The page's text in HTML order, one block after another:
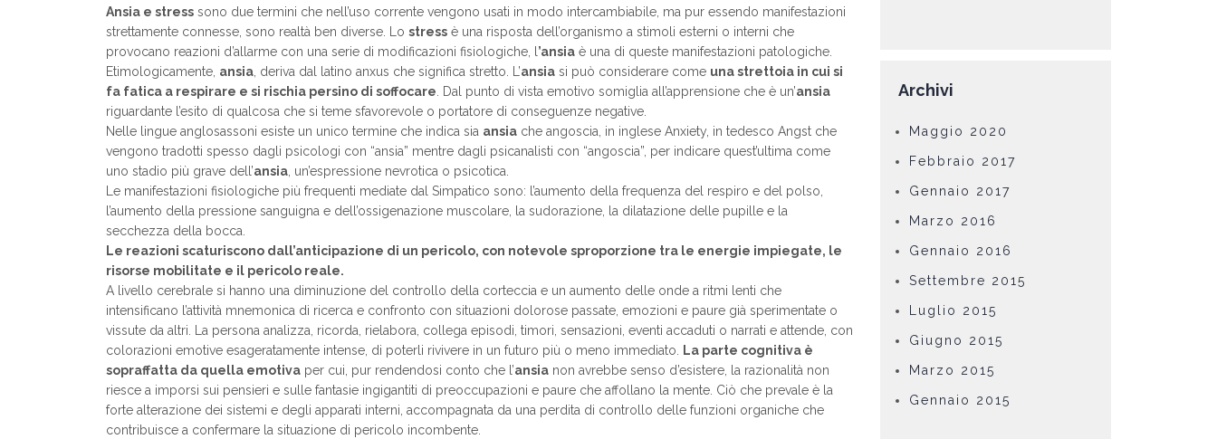
Ansia e stress sono due termini che nell’uso corrente vengono usati in modo intercambiabile, ma pur essendo manifestazioni
strettamente connesse, sono realtà ben diverse. Lo stress è una risposta dell’organismo a stimoli esterni o interni che
provocano reazioni d’allarme con una serie di modificazioni fisiologiche, l ’ansia è una di queste manifestazioni patologiche.
Etimologicamente, ansia , deriva dal latino anxus che significa stretto. L’ansia si può considerare come una strettoia in cui si
fa fatica a respirare e si rischia persino di soffocare . Dal punto di vista emotivo somiglia all’apprensione che è un’ansia
riguardante l’esito di qualcosa che si teme sfavorevole o portatore di conseguenze negative.
Nelle lingue anglosassoni esiste un unico termine che indica sia ansia che angoscia, in inglese Anxiety, in tedesco Angst che
vengono tradotti spesso dagli psicologi con “ansia” mentre dagli psicanalisti con “angoscia”, per indicare quest’ultima come
uno stadio più grave dell’ansia , un’espressione nevrotica o psicotica.
Le manifestazioni fisiologiche più frequenti mediate dal Simpatico sono: l’aumento della frequenza del respiro e del polso,
l’aumento della pressione sanguigna e dell’ossigenazione muscolare, la sudorazione, la dilatazione delle pupille e la
secchezza della bocca.
Le reazioni scaturiscono dall’anticipazione di un pericolo, con notevole sproporzione tra le energie impiegate, le
risorse mobilitate e il pericolo reale.
A livello cerebrale si hanno una diminuzione del controllo della corteccia e un aumento delle onde a ritmi lenti che
intensificano l’attività mnemonica di ricerca e confronto con situazioni dolorose passate, emozioni e paure già sperimentate o
vissute da altri. La persona analizza, ricorda, rielabora, collega episodi, timori, sensazioni, eventi accaduti o narrati e attende, con
colorazioni emotive esageratamente intense, di poterli rivivere in un futuro più o meno immediato.
La parte cognitiva è
sopraffatta da quella emotiva per cui, pur rendendosi conto che l’ansia non avrebbe senso d’esistere, la razionalità non
riesce a imporsi sui pensieri e sulle fantasie ingigantiti di preoccupazioni e paure che affollano la mente. Ciò che prevale è la
forte alterazione dei sistemi e degli apparati interni, accompagnata da una perdita di controllo delle funzioni organiche che
contribuisce a confermare la situazione di pericolo incombente.
Archivi
Maggio 2020
Febbraio 2017
Gennaio 2017
Marzo 2016
Gennaio 2016
Settembre 2015
Luglio 2015
Giugno 2015
Marzo 2015
Gennaio 2015